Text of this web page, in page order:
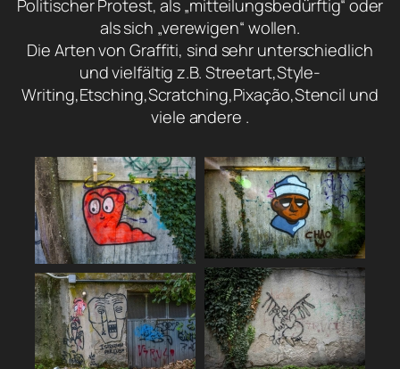
Politischer Protest, als „mitteilungsbedürftig“ oder
als sich „verewigen“ wollen.
Die Arten von Graffiti, sind sehr unterschiedlich
und vielfältig z.B. Streetart,Style-
Writing,Etsching,Scratching,Pixação,Stencil und
viele andere .